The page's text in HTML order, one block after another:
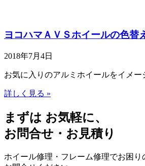
ヨコハマＡＶＳホイールの色替
2018年7月4日
お気に入りのアルミホイールをイメー
詳しく見る »
まずは お気軽に、
お問合せ・お見積り
ホイール修理・フレーム修理でお困り